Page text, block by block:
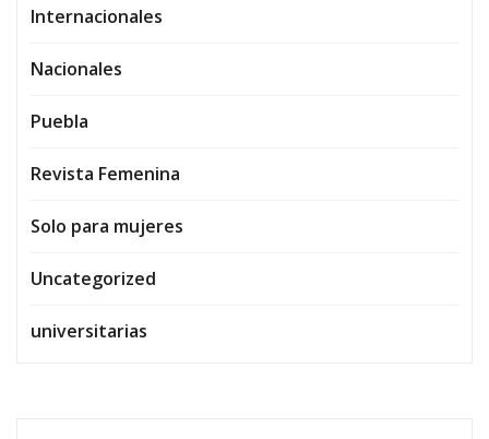
Internacionales
Nacionales
Puebla
Revista Femenina
Solo para mujeres
Uncategorized
universitarias